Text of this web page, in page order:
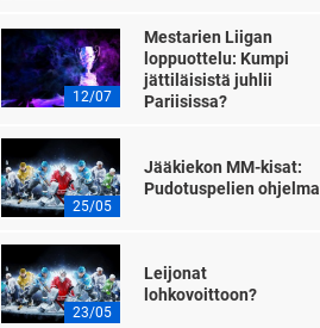
12/07
Mestarien Liigan
loppuottelu: Kumpi
jättiläisistä juhlii
Pariisissa?
25/05
Jääkiekon MM-kisat:
Pudotuspelien ohjelma
23/05
Leijonat
lohkovoittoon?